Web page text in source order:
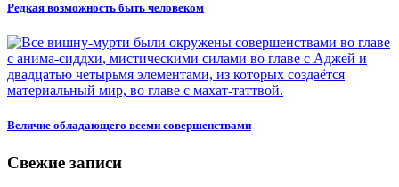
Редкая возможность быть человеком
Величие обладающего всеми совершенствами
Свежие записи